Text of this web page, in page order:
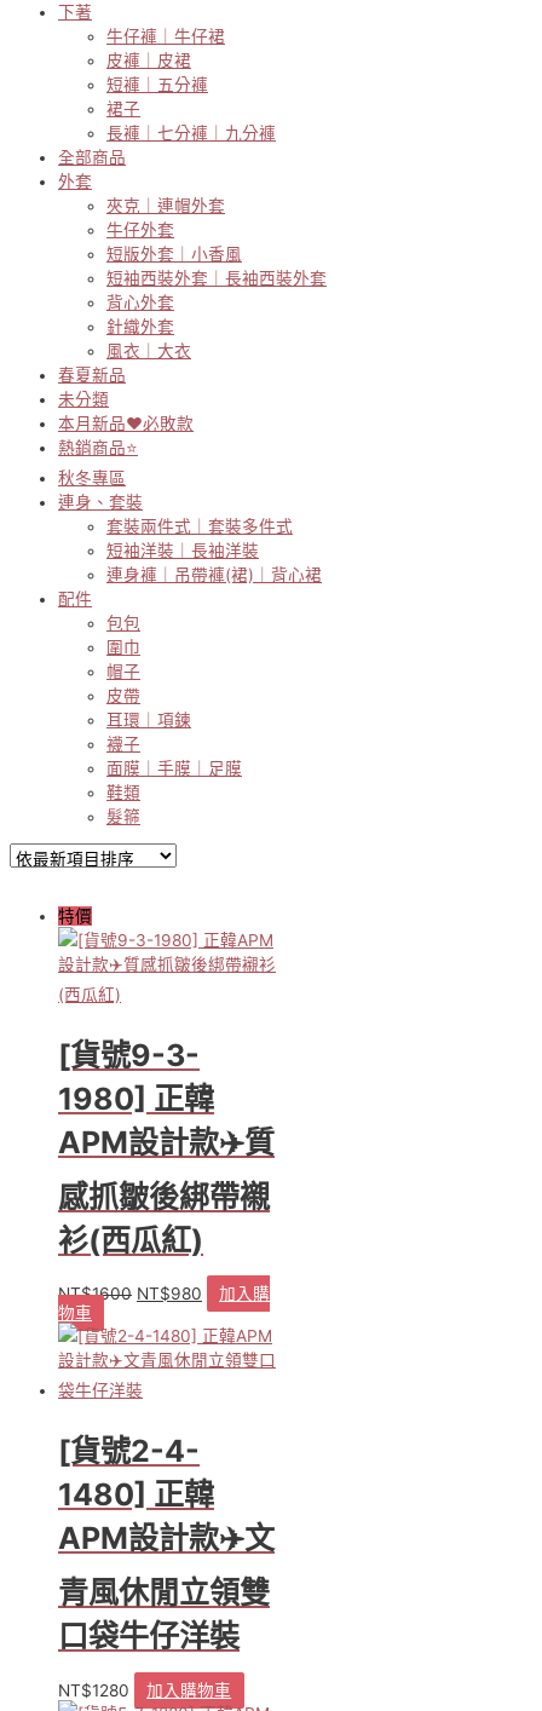
下著
牛仔褲｜牛仔裙
皮褲｜皮裙
短褲｜五分褲
裙子
長褲｜七分褲｜九分褲
全部商品
外套
夾克｜連帽外套
牛仔外套
短版外套｜小香風
短袖西裝外套｜長袖西裝外套
背心外套
針織外套
風衣｜大衣
春夏新品
未分類
本月新品♥必敗款
熱銷商品⭐
秋冬專區
連身、套裝
套裝兩件式｜套裝多件式
短袖洋裝｜長袖洋裝
連身褲｜吊帶褲(裙)｜背心裙
配件
包包
圍巾
帽子
皮帶
耳環｜項鍊
襪子
面膜｜手膜｜足膜
鞋類
髮箍
特價
[貨號9-3-
1980] 正韓
APM設計款✈️質
感抓皺後綁帶襯
衫(西瓜紅)
NT$1600 原
價
格：
NT$1600。
NT$980目
價
格：
加入購
物車
[貨號2-4-
1480] 正韓
APM設計款✈️文
青風休閒立領雙
口袋牛仔洋裝
NT$1280 加入購物車